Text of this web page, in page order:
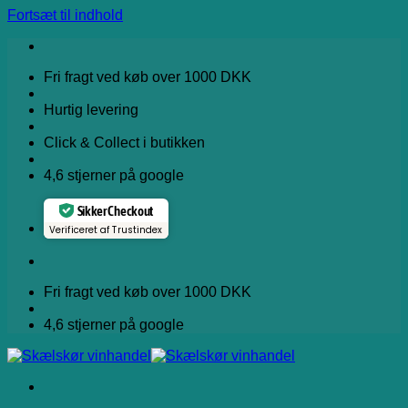
Fortsæt til indhold
Fri fragt ved køb over 1000 DKK
Hurtig levering
Click & Collect i butikken
4,6 stjerner på google
Sikker Checkout
Verificeret af Trustindex
Fri fragt ved køb over 1000 DKK
4,6 stjerner på google